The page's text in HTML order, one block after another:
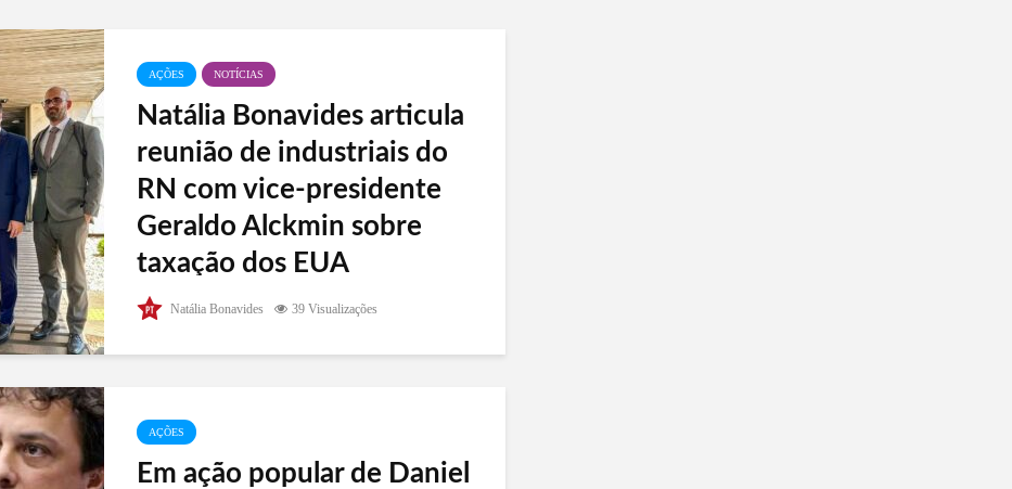
AÇÕES NOTÍCIAS
Natália Bonavides articula
reunião de industriais do
RN com vice-presidente
Geraldo Alckmin sobre
taxação dos EUA
Nesta quarta-feira (10), a deputada federal Natália
Bonavides (PT-RN) liderou uma reunião em
Natália Bonavides 39 Visualizações
AÇÕES
Em ação popular de Daniel